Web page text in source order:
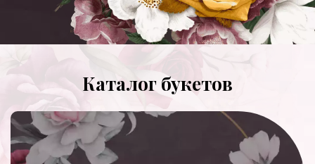
Каталог букетов